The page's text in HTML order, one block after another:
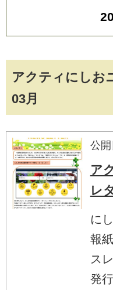
アクティにしお
03月
公
ア
レ
に
報
ス
発